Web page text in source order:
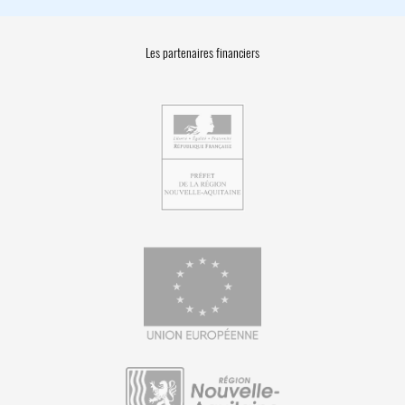
Les partenaires financiers